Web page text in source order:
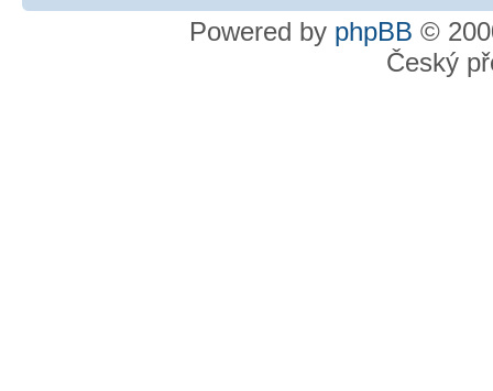
Powered by phpBB ©
Český